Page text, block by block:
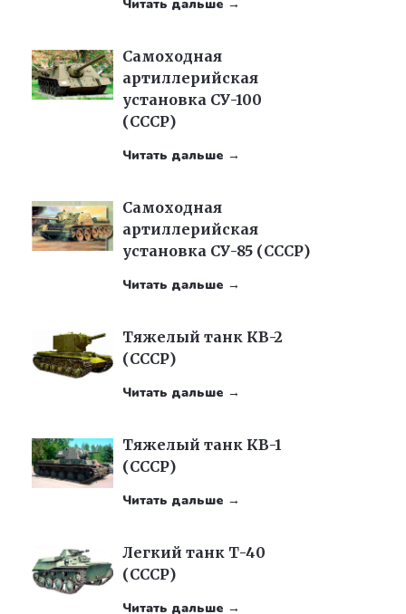
Читать дальше →
Самоходная
артиллерийская
установка СУ-100
(СССР)
Читать дальше →
Самоходная
артиллерийская
установка СУ-85 (СССР)
Читать дальше →
Тяжелый танк КВ-2
(СССР)
Читать дальше →
Тяжелый танк КВ-1
(СССР)
Читать дальше →
Легкий танк Т-40
(СССР)
Читать дальше →